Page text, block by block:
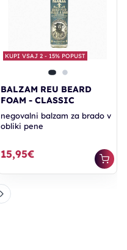
KUPI VSAJ 2 - 15% POPUST
BALZAM REU BEARD
FOAM - CLASSIC
negovalni balzam za brado v
obliki pene
15,95€